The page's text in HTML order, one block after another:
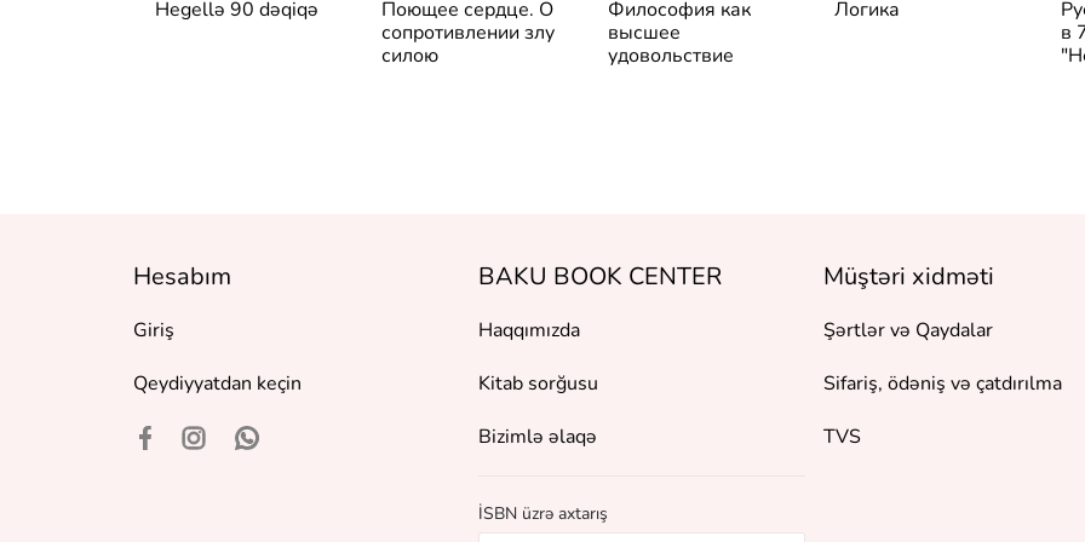
Hegellə 90 dəqiqə
Поющее сердце. О
сопротивлении злу
силою
Философия как
высшее
удовольствие
Логика
в
Hesabım
Giriş
Qeydiyyatdan keçin
BAKU BOOK CENTER
Haqqımızda
Kitab sorğusu
Bizimlə əlaqə
İSBN üzrə axtarış
Müştəri xidməti
Şərtlər və Qaydalar
Sifariş, ödəniş və çatdırılma
TVS